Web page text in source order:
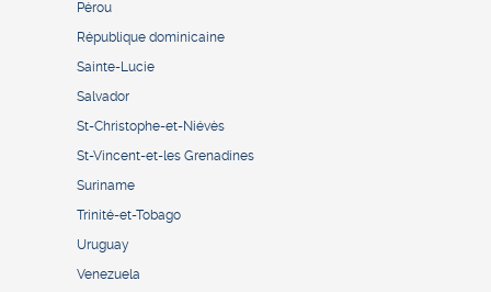
Pérou
République dominicaine
Sainte-Lucie
Salvador
St-Christophe-et-Niévès
St-Vincent-et-les Grenadines
Suriname
Trinité-et-Tobago
Uruguay
Venezuela